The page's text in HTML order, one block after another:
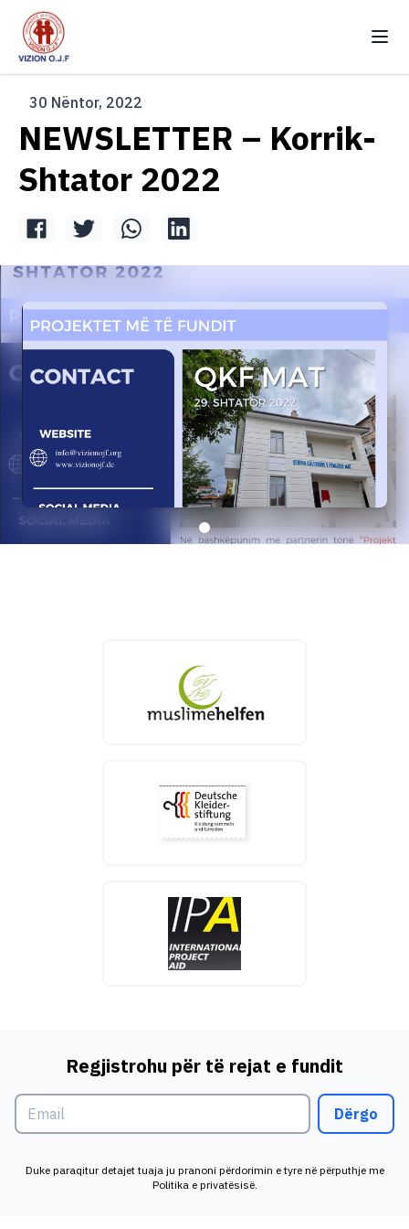
Vizion OJF
Kryefaqja
Rreth Nesh
Projekte
Newsletters
Intervista
Vullnetar
Kontakt
AL EN
30 Nëntor, 2022
NEWSLETTER – Korrik-
Shtator 2022
Regjistrohu për të rejat e fundit
Dërgo
Duke paraqitur detajet tuaja ju pranoni përdorimin e tyre në përputhje me
Politika e privatësisë.